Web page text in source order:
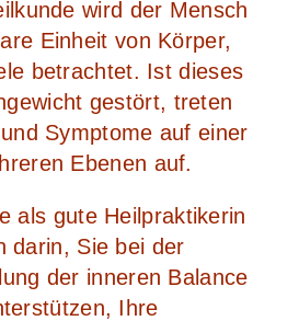
wird der Mensch
Einheit von Körper,
betrachtet. Ist dieses
gestört, treten
Symptome auf einer
Ebenen auf.
als gute Heilpraktikerin
darin, Sie bei der
der inneren Balance
Ihre